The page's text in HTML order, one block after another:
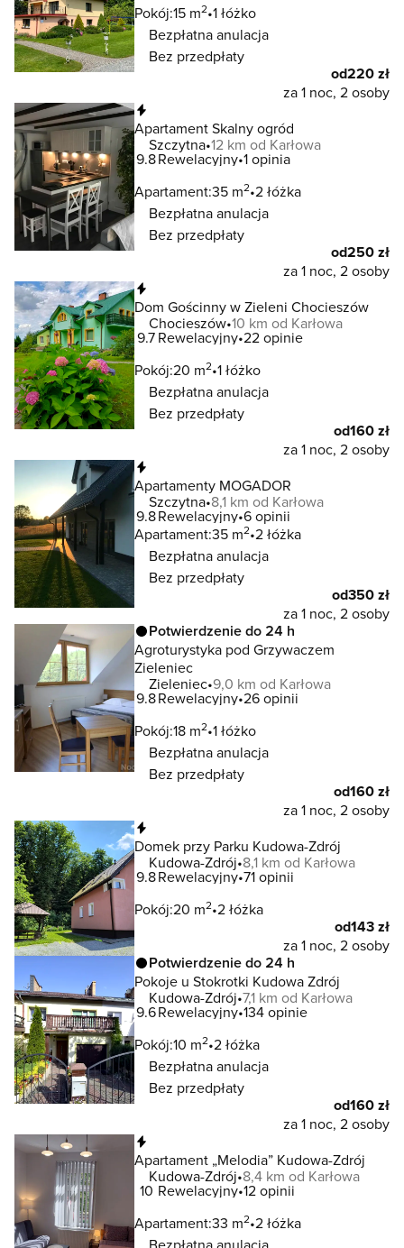
Pokój:15 m2 1 łóżko
Bezpłatna anulacja
Bez przedpłaty
od220 zł
za 1 noc, 2 osoby
Apartament Skalny ogród
Szczytna 12 km od Karłowa
9.8Rewelacyjny 1 opinia
Apartament:35 m2 2 łóżka
Bezpłatna anulacja
Bez przedpłaty
od250 zł
za 1 noc, 2 osoby
Dom Gościnny w Zieleni Chocieszów
Chocieszów 10 km od Karłowa
9.7Rewelacyjny 22 opinie
Pokój:20 m2 1 łóżko
Bezpłatna anulacja
Bez przedpłaty
od160 zł
za 1 noc, 2 osoby
Apartamenty MOGADOR
Szczytna 8,1 km od Karłowa
9.8Rewelacyjny 6 opinii
Apartament:35 m2 2 łóżka
Bezpłatna anulacja
Bez przedpłaty
od350 zł
za 1 noc, 2 osoby
Potwierdzenie do 24 h
Agroturystyka pod Grzywaczem
Zieleniec
Zieleniec 9,0 km od Karłowa
9.8Rewelacyjny 26 opinii
Pokój:18 m2 1 łóżko
Bezpłatna anulacja
Bez przedpłaty
od160 zł
za 1 noc, 2 osoby
Domek przy Parku Kudowa-Zdrój
Kudowa-Zdrój 8,1 km od Karłowa
9.8Rewelacyjny 71 opinii
Pokój:20 m2 2 łóżka
od143 zł
za 1 noc, 2 osoby
Potwierdzenie do 24 h
Pokoje u Stokrotki Kudowa Zdrój
Kudowa-Zdrój 7,1 km od Karłowa
9.6Rewelacyjny 134 opinie
Pokój:10 m2 2 łóżka
Bezpłatna anulacja
Bez przedpłaty
od160 zł
za 1 noc, 2 osoby
Apartament „Melodia” Kudowa-Zdrój
Kudowa-Zdrój 8,4 km od Karłowa
10 Rewelacyjny 12 opinii
Apartament:33 m2 2 łóżka